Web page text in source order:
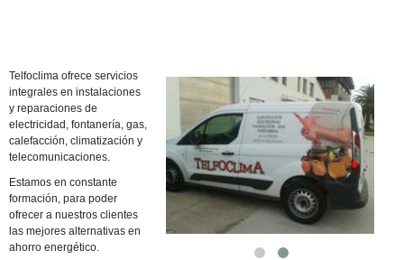
Telfoclima ofrece servicios
integrales en instalaciones
y reparaciones de
electricidad, fontanería, gas,
calefacción, climatización y
telecomunicaciones.
Estamos en constante
formación, para poder
ofrecer a nuestros clientes
las mejores alternativas en
ahorro energético.